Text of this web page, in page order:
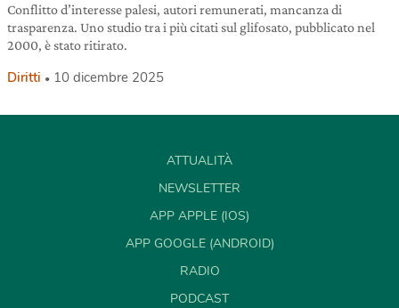
Conflitto d’interesse palesi, autori remunerati, mancanza di
trasparenza. Uno studio tra i più citati sul glifosato, pubblicato nel
2000, è stato ritirato.
Diritti 10 dicembre 2025
ATTUALITÀ
NEWSLETTER
APP APPLE (IOS)
APP GOOGLE (ANDROID)
RADIO
PODCAST